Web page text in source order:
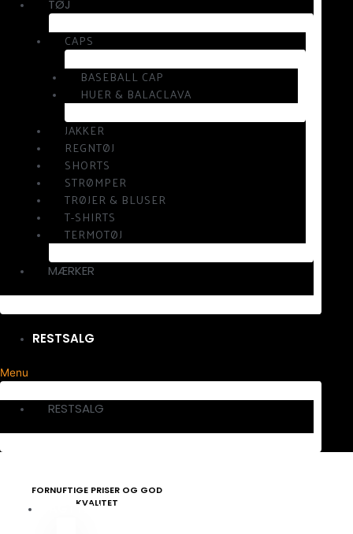
TØJ
CAPS
BASEBALL CAP
HUER & BALACLAVA
JAKKER
REGNTØJ
SHORTS
STRØMPER
TRØJER & BLUSER
T-SHIRTS
TERMOTØJ
MÆRKER
RESTSALG
Menu
RESTSALG
FORNUFTIGE PRISER OG GOD
KVALITET
VAGTTØJ